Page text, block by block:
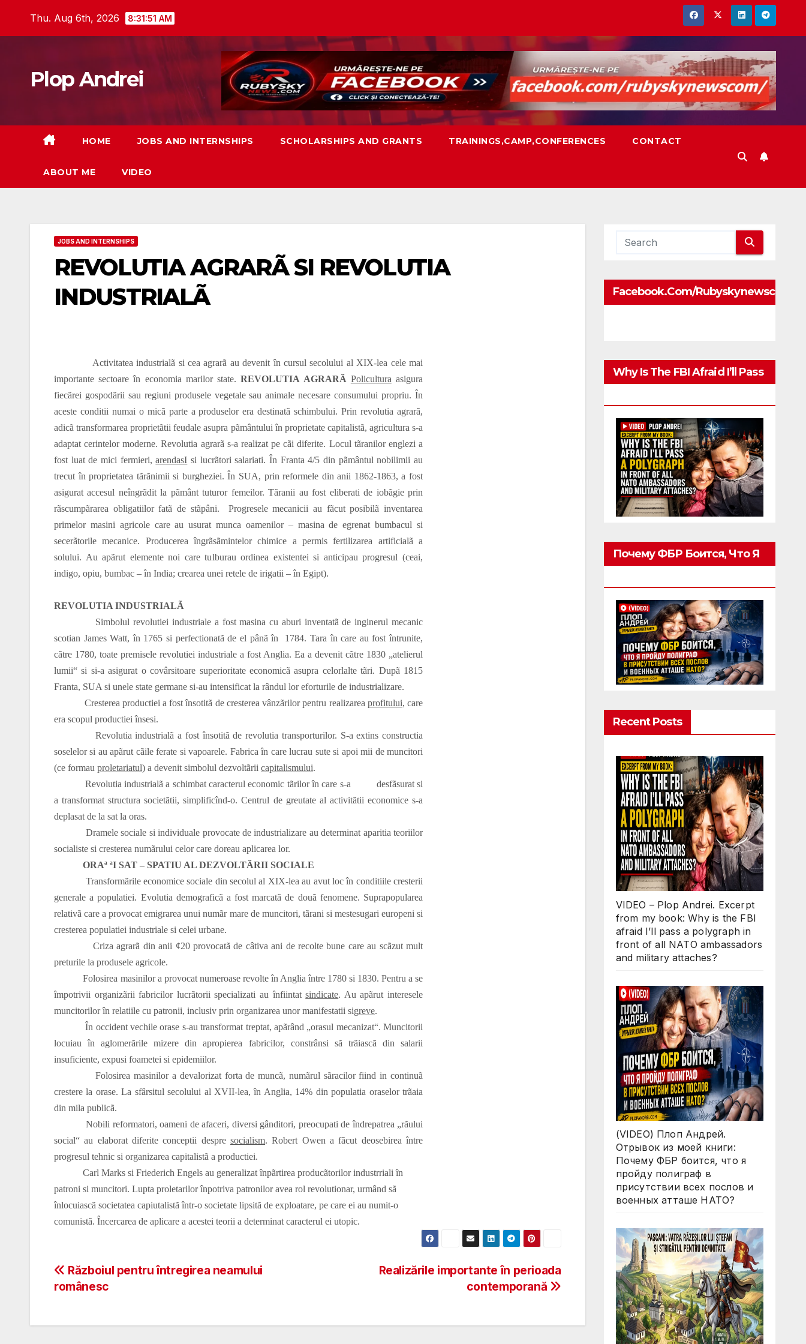
Thu. Aug 6th, 2026 8:31:52 AM
Plop Andrei
HOME JOBS AND INTERNSHIPS SCHOLARSHIPS AND GRANTS TRAININGS,CAMP,CONFERENCES CONTACT
ABOUT ME VIDEO
JOBS AND INTERNSHIPS
REVOLUTIA AGRARÃ SI REVOLUTIA
INDUSTRIALÃ
Activitatea industrialã si cea agrarã au devenit în cursul secolului al XIX-lea cele mai
importante sectoare în economia marilor state.REVOLUTIA AGRARÃ Policultura asigura
fiecãrei gospodãrii sau regiuni produsele vegetale sau animale necesare consumului propriu. În
aceste conditii numai o micã parte a produselor era destinatã schimbului. Prin revolutia agrarã,
adicã transformarea proprietãtii feudale asupra pãmântului în proprietate capitalistã, agricultura s-a
adaptat cerintelor moderne. Revolutia agrarã s-a realizat pe cãi diferite. Locul tãranilor englezi a
fost luat de mici fermieri,arendasI si lucrãtori salariati. În Franta 4/5 din pãmântul nobilimii au
trecut în proprietatea tãrãnimii si burgheziei. În SUA, prin reformele din anii 1862-1863, a fost
asigurat accesul neîngrãdit la pãmânt tuturor femeilor. Tãranii au fost eliberati de iobãgie prin
rãscumpãrarea obligatiilor fatã de stãpâni. Progresele mecanicii au fãcut posibilã inventarea
primelor masini agricole care au usurat munca oamenilor – masina de egrenat bumbacul si
secerãtorile mecanice. Producerea îngrãsãmintelor chimice a permis fertilizarea artificialã a
solului. Au apãrut elemente noi care tulburau ordinea existentei si anticipau progresul (ceai,
indigo, opiu, bumbac – în India; crearea unei retele de irigatii – în Egipt).
REVOLUTIA INDUSTRIALÃ
Simbolul revolutiei industriale a fost masina cu aburi inventatã de inginerul mecanic
scotian James Watt, în 1765 si perfectionatã de el pânã în 1784. Tara în care au fost întrunite,
cãtre 1780, toate premisele revolutiei industriale a fost Anglia. Ea a devenit cãtre 1830 „atelierul
lumii“ si si-a asigurat o covârsitoare superioritate economicã asupra celorlalte tãri. Dupã 1815
Franta, SUA si unele state germane si-au intensificat la rândul lor eforturile de industrializare.
Cresterea productiei a fost însotitã de cresterea vânzãrilor pentru realizarea profitului, care
era scopul productiei însesi.
Revolutia industrialã a fost însotitã de revolutia transporturilor. S-a extins constructia
soselelor si au apãrut cãile ferate si vapoarele. Fabrica în care lucrau sute si apoi mii de muncitori
(ce formau proletariatul) a devenit simbolul dezvoltãrii capitalismului.
Revolutia industrialã a schimbat caracterul economic tãrilor în care s-a desfãsurat si
a transformat structura societãtii, simplificînd-o. Centrul de greutate al activitãtii economice s-a
deplasat de la sat la oras.
Dramele sociale si individuale provocate de industrializare au determinat aparitia teoriilor
socialiste si cresterea numãrului celor care doreau aplicarea lor.
ORAª ªI SAT – SPATIU AL DEZVOLTÃRII SOCIALE
Transformãrile economice sociale din secolul al XIX-lea au avut loc în conditiile cresterii
generale a populatiei. Evolutia demograficã a fost marcatã de douã fenomene. Suprapopularea
relativã care a provocat emigrarea unui numãr mare de muncitori, tãrani si mestesugari europeni si
cresterea populatiei industriale si celei urbane.
Criza agrarã din anii ¢20 provocatã de câtiva ani de recolte bune care au scãzut mult
preturile la produsele agricole.
Folosirea masinilor a provocat numeroase revolte în Anglia între 1780 si 1830. Pentru a se
împotrivii organizãrii fabricilor lucrãtorii specializati au înfiintatsindicate. Au apãrut interesele
muncitorilor în relatiile cu patronii, inclusiv prin organizarea unor manifestatii sigreve.
În occident vechile orase s-au transformat treptat, apãrând „orasul mecanizat“. Muncitorii
locuiau în aglomerãrile mizere din apropierea fabricilor, constrânsi sã trãiascã din salarii
insuficiente, expusi foametei si epidemiilor.
Folosirea masinilor a devalorizat forta de muncã, numãrul sãracilor fiind in continuã
crestere la orase. La sfârsitul secolului al XVII-lea, în Anglia, 14% din populatia oraselor trãaia
din mila publicã.
Nobili reformatori, oameni de afaceri, diversi gânditori, preocupati de îndrepatrea „rãului
social“ au elaborat diferite conceptii despre socialism. Robert Owen a fãcut deosebirea între
progresul tehnic si organizarea capitalistã a productiei.
Carl Marks si Friederich Engels au generalizat înpãrtirea producãtorilor industrriali în
patroni si muncitori. Lupta proletarilor înpotriva patronilor avea rol revolutionar, urmând sã
înlocuiascã societatea capiutalistã într-o societate lipsitã de exploatare, pe care ei au numit-o
comunistã. Încercarea de aplicare a acestei teorii a determinat caracterul ei utopic.
Post
Realizările importante în perioada
contemporană
Războiul pentru întregirea neamului
românesc
Facebook.com/rubyskynewscom
Why Is The FBI Afraid I’ll Pass
Почему ФБР Боится, Что Я
Recent Posts
VIDEO – Plop Andrei. Excerpt
from my book: Why is the FBI
afraid I’ll pass a polygraph in
front of all NATO ambassadors
and military attaches?
(VIDEO) Плоп Андрей.
Отрывок из моей книги:
Почему ФБР боится, что я
пройду полиграф в
присутствии всех послов и
военных атташе НАТО?